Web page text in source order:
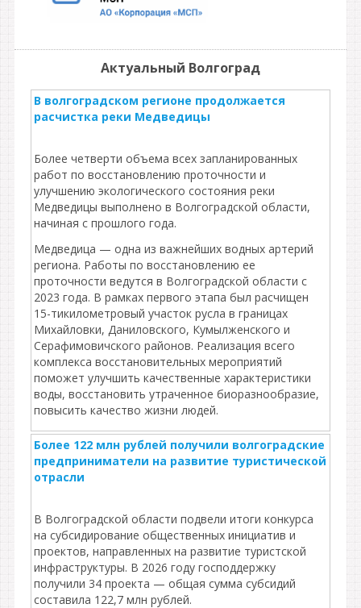
Актуальный Волгоград
В волгоградском регионе продолжается
расчистка реки Медведицы
Более четверти объема всех запланированных
работ по восстановлению проточности и
улучшению экологического состояния реки
Медведицы выполнено в Волгоградской области,
начиная с прошлого года.
Медведица — одна из важнейших водных артерий
региона. Работы по восстановлению ее
проточности ведутся в Волгоградской области с
2023 года. В рамках первого этапа был расчищен
15-тикилометровый участок русла в границах
Михайловки, Даниловского, Кумылженского и
Серафимовичского районов. Реализация всего
комплекса восстановительных мероприятий
поможет улучшить качественные характеристики
воды, восстановить утраченное биоразнообразие,
повысить качество жизни людей.
Более 122 млн рублей получили волгоградские
предприниматели на развитие туристической
отрасли
В Волгоградской области подвели итоги конкурса
на субсидирование общественных инициатив и
проектов, направленных на развитие туристской
инфраструктуры. В 2026 году господдержку
получили 34 проекта — общая сумма субсидий
составила 122,7 млн рублей.